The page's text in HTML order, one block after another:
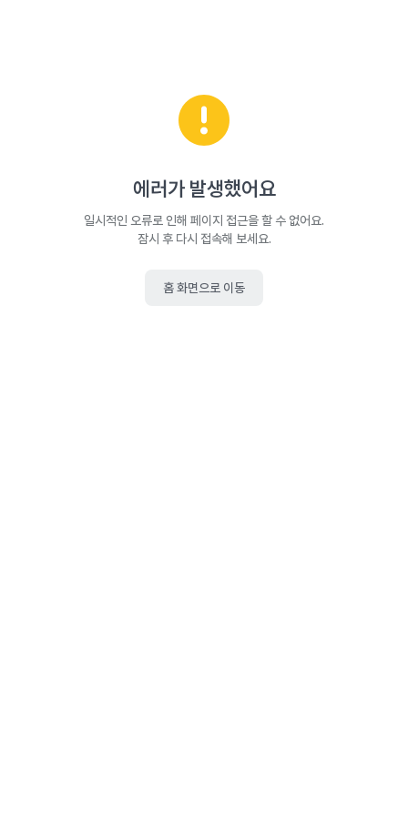
에러가 발생했어요
일시적인 오류로 인해 페이지 접근을 할 수 없어요.
잠시 후 다시 접속해 보세요.
홈 화면으로 이동